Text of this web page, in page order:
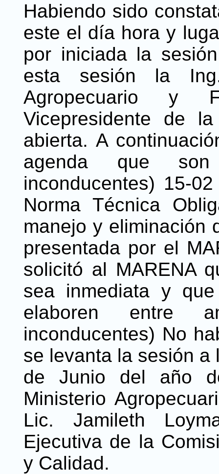
Habiendo sido
este el día hora y
por iniciada la
esta sesión la
Agropecuario y
Vicepresidente de
abierta. A
agenda que
inconducentes) 15-
Norma Técnica
manejo y eliminación
presentada por el
solicitó al MARENA
sea inmediata y
elaboren entre
inconducentes) No
se levanta la sesión
de Junio del año
Ministerio
Lic. Jamileth
Ejecutiva de la
y Calidad.